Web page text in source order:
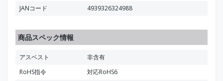
JANコード
4939326324988
商品スペック情報
アスベスト
非含有
RoHS指令
対応RoHS6